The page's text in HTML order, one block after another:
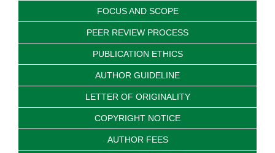
FOCUS AND SCOPE
PEER REVIEW PROCESS
PUBLICATION ETHICS
AUTHOR GUIDELINE
LETTER OF ORIGINALITY
COPYRIGHT NOTICE
AUTHOR FEES